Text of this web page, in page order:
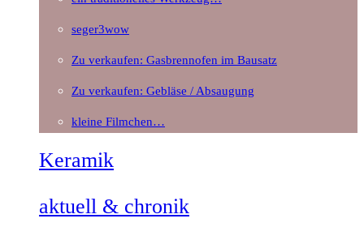
seger3wow
Zu verkaufen: Gasbrennofen im Bausatz
Zu verkaufen: Gebläse / Absaugung
kleine Filmchen…
Keramik
aktuell & chronik